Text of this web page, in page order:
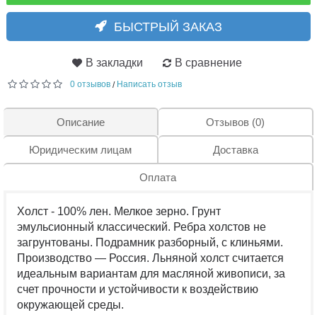
БЫСТРЫЙ ЗАКАЗ
В закладки В сравнение
0 отзывов / Написать отзыв
Описание Отзывов (0)
Юридическим лицам Доставка
Оплата
Холст - 100% лен. Мелкое зерно. Грунт
эмульсионный классический. Ребра холстов не
загрунтованы. Подрамник разборный, с клиньями.
Производство — Россия. Льняной холст считается
идеальным вариантам для масляной живописи, за
счет прочности и устойчивости к воздействию
окружающей среды.